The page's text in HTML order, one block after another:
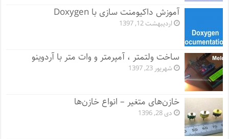
آموزش داکیومنت سازی با Doxygen
اردیبهشت 12, 1397
ساخت ولتمتر ، آمپرمتر و وات متر با آردوینو
شهریور 23, 1397
خازن‌های متغیر – انواع خازن‌ها
دی 28, 1396